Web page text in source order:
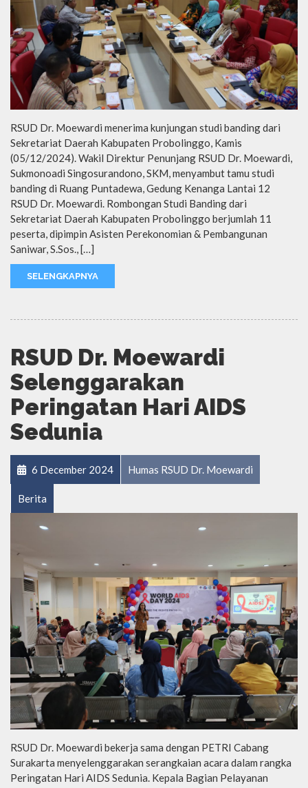
RSUD Dr. Moewardi menerima kunjungan studi banding dari
Sekretariat Daerah Kabupaten Probolinggo, Kamis
(05/12/2024). Wakil Direktur Penunjang RSUD Dr. Moewardi,
Sukmonoadi Singosurandono, SKM, menyambut tamu studi
banding di Ruang Puntadewa, Gedung Kenanga Lantai 12
RSUD Dr. Moewardi. Rombongan Studi Banding dari
Sekretariat Daerah Kabupaten Probolinggo berjumlah 11
peserta, dipimpin Asisten Perekonomian & Pembangunan
Saniwar, S.Sos., […]
SELENGKAPNYA
RSUD Dr. Moewardi
Selenggarakan
Peringatan Hari AIDS
Sedunia
6 December 2024 Humas RSUD Dr. Moewardi
Berita
RSUD Dr. Moewardi bekerja sama dengan PETRI Cabang
Surakarta menyelenggarakan serangkaian acara dalam rangka
Peringatan Hari AIDS Sedunia. Kepala Bagian Pelayanan